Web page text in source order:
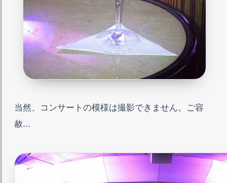
当然、コンサートの模様は撮影できません。ご容
赦...